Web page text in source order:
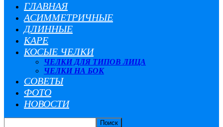
ГЛАВНАЯ
АСИММЕТРИЧНЫЕ
ДЛИННЫЕ
КАРЕ
КОСЫЕ ЧЕЛКИ
ЧЕЛКИ ДЛЯ ТИПОВ ЛИЦА
ЧЕЛКИ НА БОК
СОВЕТЫ
ФОТО
НОВОСТИ